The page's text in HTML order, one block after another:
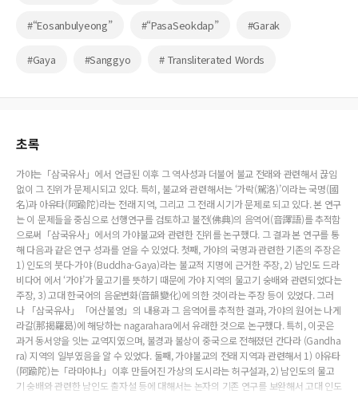
#“Eosanbulyeong” #“PasaSeokdap” #Garak
#Gaya #Sanggyo # Transliterated Words
초록
가야는「삼국유사」에서 언급된 이후 그 역사성과 더불어 불교 전래와 관련해서 끊임
없이 그 진위가 문제시되고 있다. 특히, 불교와 관련해서는 ‘가락(駕洛)’이라는 국명(國
名)과 아유타(阿踰陀)라는 전래 지역, 그리고 그 전래 시기가 문제로 되고 있다. 본 연구
는 이 문제들을 중심으로 선행연구를 검토하고 불전(佛典)의 음역어(音譯語)를 추적함
으로써「삼국유사」에서의 가야불교와 관련한 진위를 논구했다. 그 결과 본 연구를 통
해 다음과 같은 연구 성과를 얻을 수 있었다. 첫째, 가야의 국명과 관련한 기존의 주장은
1) 인도의 붓다-가야 (Buddha-Gaya)라는 불교적 지명에 근거한 주장, 2) 남인도 드라
비다어 에서 ‘가야’가 물고기를 뜻하기 때문에 가야 지역의 물고기 숭배와 관련되었다는
주장, 3) 고대 한국어의 음운변화(音韻變化)에 의한 것이라는 주장 등이 있었다. 그러
나 「삼국유사」「어산불영」의 내용과 그 음역어를 추적한 결과, 가야의 원어는 나게
라갈(那揭羅曷)에 해당하는 nagarahara에서 유래한 것으로 논구했다. 특히, 이곳은
과거 동서양을 잇는 교역지였으며, 불경과 불상이 중국으로 전해졌던 간다라 (Gandha
ra) 지역의 일부였음을 알 수 있었다. 둘째, 가야불교의 전래 지역과 관련해서 1) 아유타
(阿踰陀)는「라마야나」이후 만들어진 가상의 도시라는 허구설과, 2) 남인도의 물고
기 숭배와 관련한 남인도 출자설 등에 대해서는 논자의 기존 연구를 보완해서 고대 인도